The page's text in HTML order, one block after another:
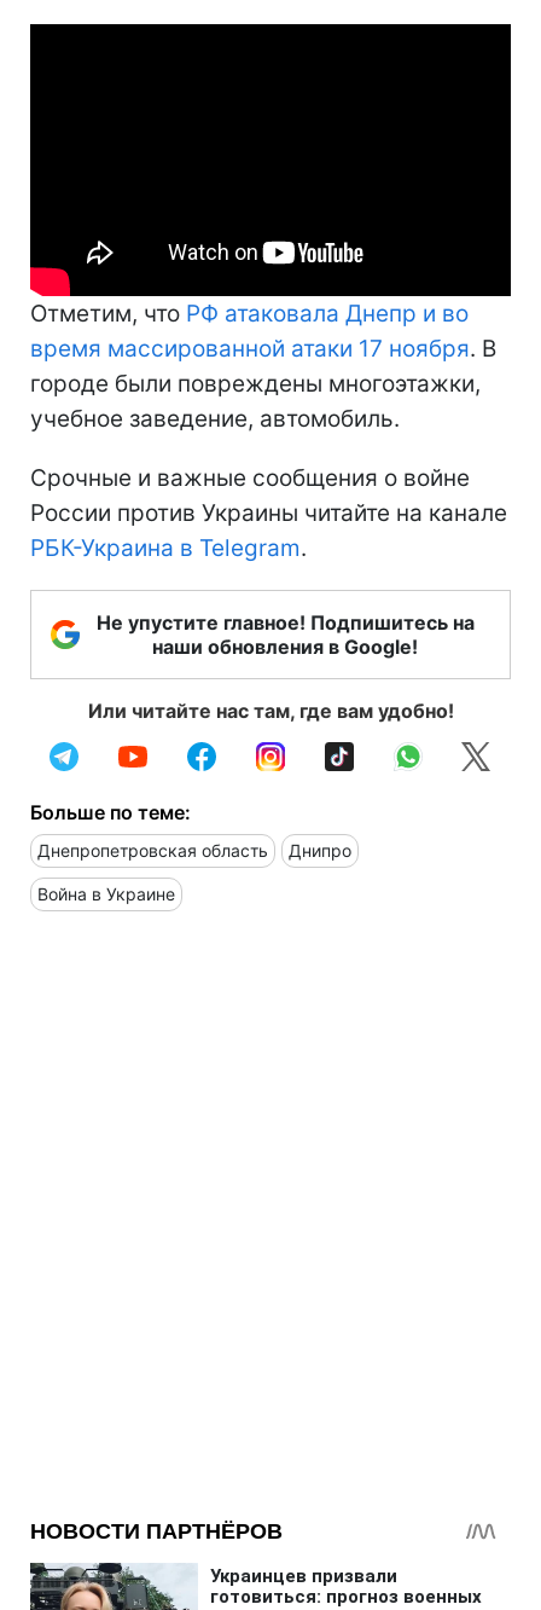
Отметим, что РФ атаковала Днепр и во
время массированной атаки 17 ноября. В
городе были повреждены многоэтажки,
учебное заведение, автомобиль.
Срочные и важные сообщения о войне
России против Украины читайте на канале
РБК-Украина в Telegram.
Не упустите главное! Подпишитесь на
наши обновления в Google!
Или читайте нас там, где вам удобно!
Больше по теме:
Днепропетровская область Днипро
Война в Украине